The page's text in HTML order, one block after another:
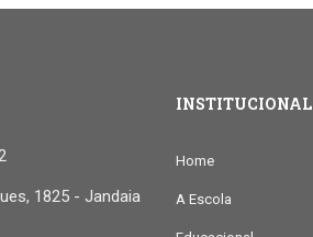
1825 - Jandaia
INSTITUCIONAL
Home
A Escola